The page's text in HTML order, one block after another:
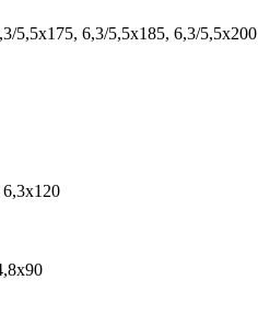
5,5х175, 6,3/5,5х185, 6,3/5,5х200